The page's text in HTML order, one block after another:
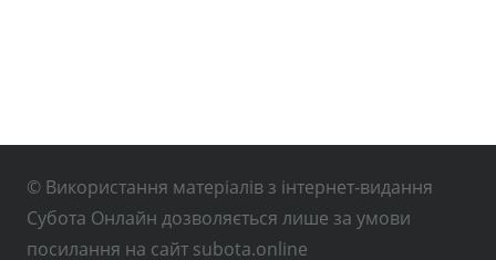
© Використання матеріалів з інтернет-видання
Субота Онлайн дозволяється лише за умови
посилання на сайт subota.online